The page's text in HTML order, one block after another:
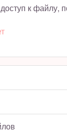
к файлу,